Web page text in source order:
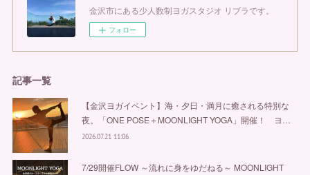
金沢市にある少人数制ヨガスタジオ リブラです。
フォロー
記事一覧
【金沢ヨガイベント】海・夕日・満月に癒される特別な
夜。「ONE POSE＋MOONLIGHT YOGA」開催！ ヨ…
2026.07.21 11:06
7/29開催FLOW ～流れに身をゆだねる～ MOONLIGHT